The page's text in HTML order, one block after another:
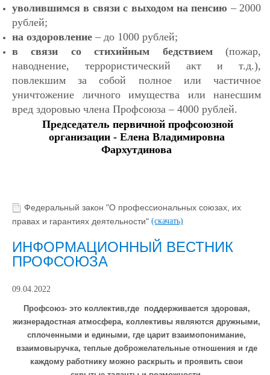
уволившимся в связи с выходом на пенсию – 2000
рублей;
на оздоровление – до 1000 рублей;
в связи со стихийным бедствием(пожар,
наводнение, террористический акт и т.д.),
повлекшим за собой полное или частичное
уничтожение личного имущества или нанесшим
вред здоровью члена Профсоюза – 4000 рублей.
Председатель первичной профсоюзной
организации - Елена Владимировна
Фархутдинова
Федеральный закон "О профессиональных союзах, их
правах и гарантиях деятельности" (скачать)
ИНФОРМАЦИОННЫЙ ВЕСТНИК
ПРОФСОЮЗА
09.04.2022
Профсоюз- это коллектив,где поддерживается здоровая,
жизнерадостная атмосфера, коллективы являются дружными,
сплоченными и едиными, где царит взаимопонимание,
взаимовыручка, теплые доброжелательные отношения и где
каждому работнику можно раскрыть и проявить свои